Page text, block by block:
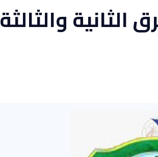
الثانية والثالثة